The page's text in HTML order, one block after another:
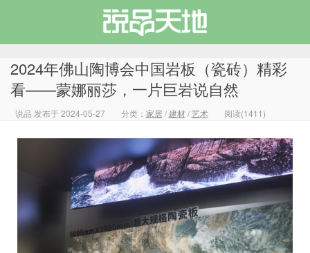
说品天地
2024年佛山陶博会中国岩板（瓷砖）精彩
看——蒙娜丽莎，一片巨岩说自然
说品 发布于 2024-05-27 分类： 家居/建材/艺术 阅读(1411)